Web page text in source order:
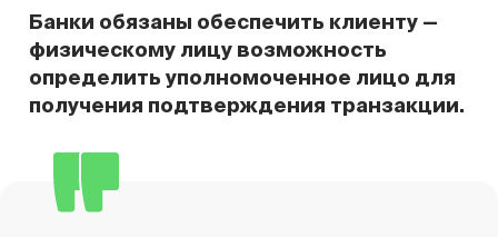
Банки обязаны обеспечить клиенту —
физическому лицу возможность
определить уполномоченное лицо для
получения подтверждения транзакции.